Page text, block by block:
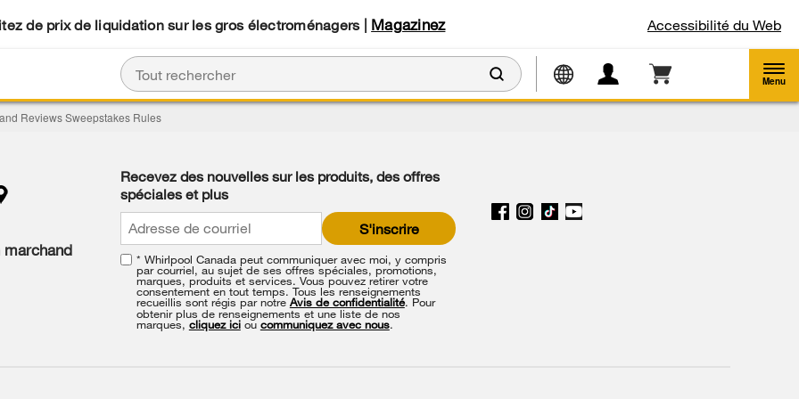
de prix de liquidation sur les gros électroménagers | Magazinez Accessibilité du Web
Menu
Reviews Sweepstakes Rules
marchand
Recevez des nouvelles sur les produits, des offres
spéciales et plus
S'inscrire
* Whirlpool Canada peut communiquer avec moi, y compris
par courriel, au sujet de ses offres spéciales, promotions,
marques, produits et services. Vous pouvez retirer votre
consentement en tout temps. Tous les renseignements
recueillis sont régis par notre Avis de confidentialité. Pour
obtenir plus de renseignements et une liste de nos
marques, cliquez iciou communiquez avec nous.